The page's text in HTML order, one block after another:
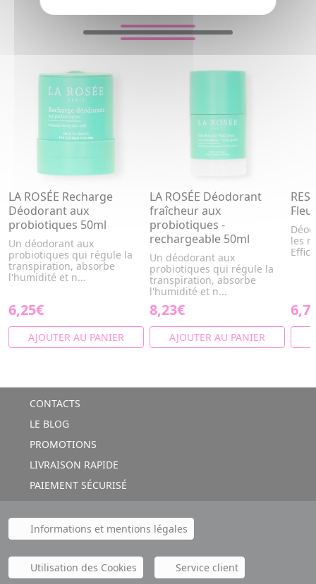
LA ROSÉE Recharge
Déodorant aux
probiotiques 50ml
Un déodorant aux
probiotiques qui régule la
transpiration, absorbe
l'humidité et n...
6,25€
AJOUTER AU PANIER
LA ROSÉE Déodorant
fraîcheur aux
probiotiques -
rechargeable 50ml
Un déodorant aux
probiotiques qui régule la
transpiration, absorbe
l'humidité et n...
8,23€
AJOUTER AU PANIER
les
CONTACTS
LE BLOG
PROMOTIONS
LIVRAISON RAPIDE
PAIEMENT SÉCURISÉ
Informations et mentions légales
Utilisation des Cookies Service client